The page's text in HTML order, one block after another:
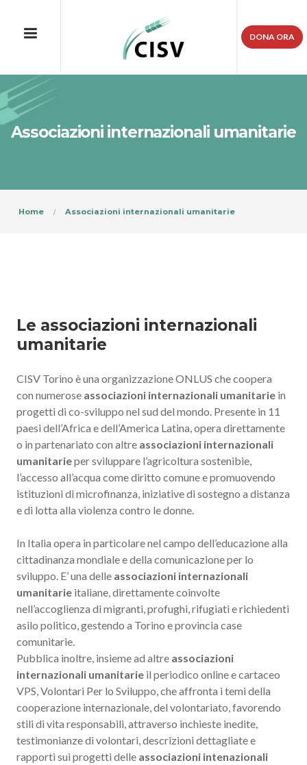
DONA ORA
Associazioni internazionali umanitarie
Home Associazioni internazionali umanitarie
Le associazioni internazionali
umanitarie
CISV Torino è una organizzazione ONLUS che coopera
con numerose associazioni internazionali umanitarie in
progetti di co-sviluppo nel sud del mondo. Presente in 11
paesi dell’Africa e dell’America Latina, opera direttamente
o in partenariato con altre associazioni internazionali
umanitarieper sviluppare l’agricoltura sostenibie,
l’accesso all’acqua come diritto comune e promuovendo
istituzioni di microfinanza, iniziative di sostegno a distanza
e di lotta alla violenza contro le donne.
In Italia opera in particolare nel campo dell’educazione alla
cittadinanza mondiale e della comunicazione per lo
sviluppo. E’ una delle associazioni internazionali
umanitarie italiane, direttamente coinvolte
nell’accoglienza di migranti, profughi, rifugiati e richiedenti
asilo politico, gestendo a Torino e provincia case
comunitarie.
Pubblica inoltre, insieme ad altre associazioni
internazionali umanitarie il periodico online e cartaceo
VPS, Volontari Per lo Sviluppo, che affronta i temi della
cooperazione internazionale, del volontariato, favorendo
stili di vita responsabili, attraverso inchieste inedite,
testimonianze di volontari, descrizioni dettagliate e
rapporti sui progetti delle associazioni intenazionali